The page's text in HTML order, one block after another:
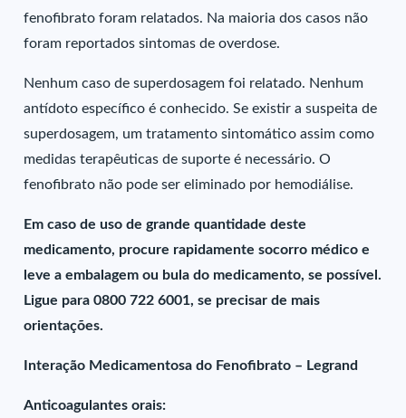
fenofibrato foram relatados. Na maioria dos casos não
foram reportados sintomas de overdose.
Nenhum caso de superdosagem foi relatado. Nenhum
antídoto específico é conhecido. Se existir a suspeita de
superdosagem, um tratamento sintomático assim como
medidas terapêuticas de suporte é necessário. O
fenofibrato não pode ser eliminado por hemodiálise.
Em caso de uso de grande quantidade deste
medicamento, procure rapidamente socorro médico e
leve a embalagem ou bula do medicamento, se possível.
Ligue para 0800 722 6001, se precisar de mais
orientações.
Interação Medicamentosa do Fenofibrato – Legrand
Anticoagulantes orais: